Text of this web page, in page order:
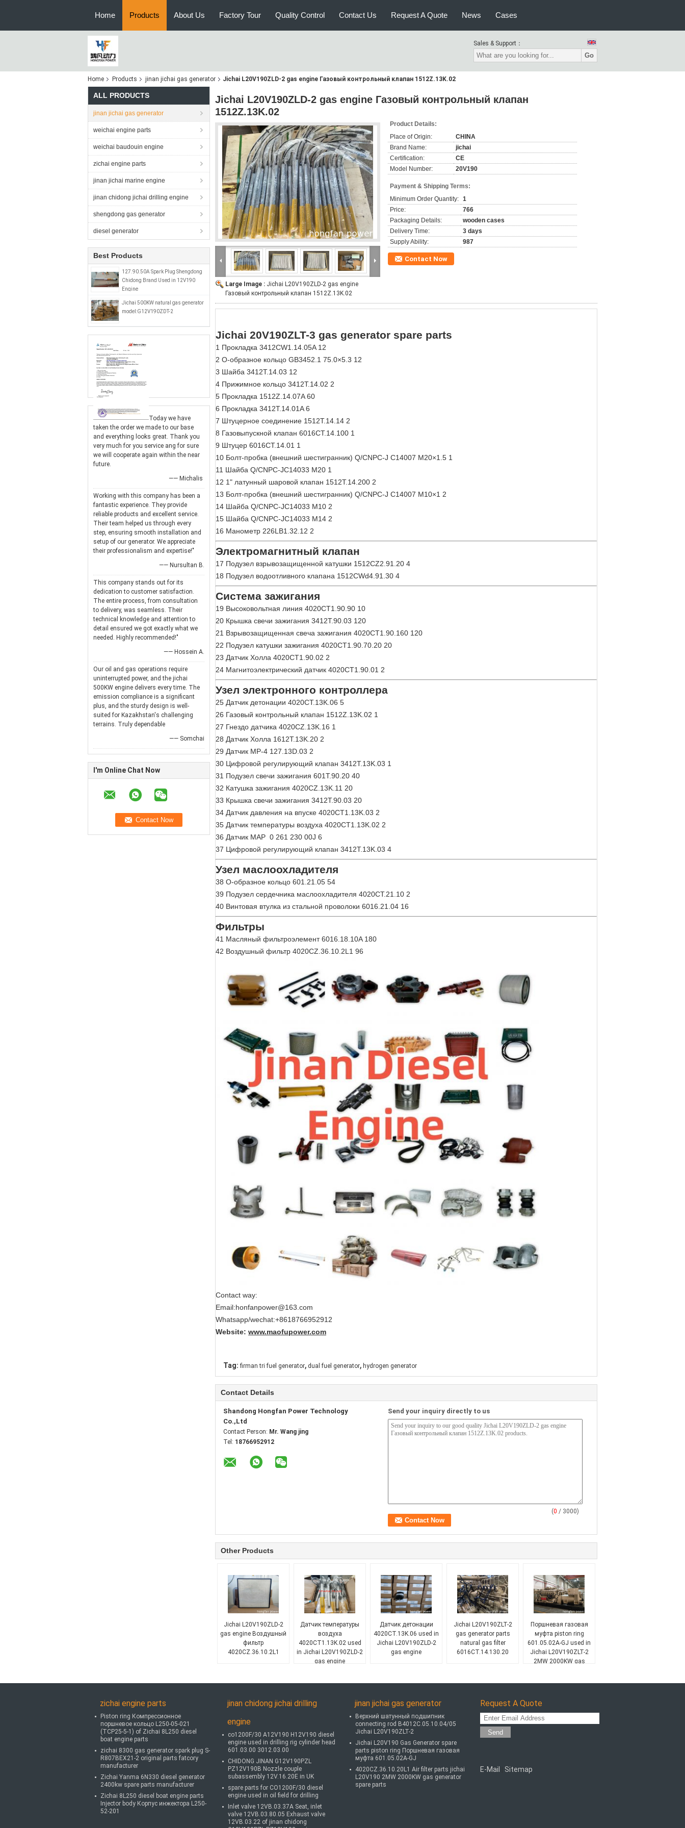
Home Products About Us Factory Tour Quality Control Contact Us Request A Quote News Cases
Sales & Support：
Go
Home Products jinan jichai gas generator Jichai L20V190ZLD-2 gas engine Газовый контрольный клапан 1512Z.13K.02
ALL PRODUCTS
jinan jichai gas generator
weichai engine parts
weichai baudouin engine
zichai engine parts
jinan jichai marine engine
jinan chidong jichai drilling engine
shengdong gas generator
diesel generator
Best Products
127.90.50A Spark Plug Shengdong
Chidong Brand Used in 12V190
Engine
Jichai 500KW natural gas generator
model:G12V190ZDT-2
Today we have
taken the order we made to our base
and everything looks great. Thank you
very much for you service ang for sure
we will cooperate again within the near
future.
—— Michalis
Working with this company has been a
fantastic experience. They provide
reliable products and excellent service.
Their team helped us through every
step, ensuring smooth installation and
setup of our generator. We appreciate
their professionalism and expertise!"
—— Nursultan B.
This company stands out for its
dedication to customer satisfaction.
The entire process, from consultation
to delivery, was seamless. Their
technical knowledge and attention to
detail ensured we got exactly what we
needed. Highly recommended!"
—— Hossein A.
Our oil and gas operations require
uninterrupted power, and the jichai
500KW engine delivers every time. The
emission compliance is a significant
plus, and the sturdy design is well-
suited for Kazakhstan's challenging
terrains. Truly dependable
—— Somchai
I'm Online Chat Now
Jichai L20V190ZLD-2 gas engine Газовый контрольный клапан
1512Z.13K.02
Large Image : Jichai L20V190ZLD-2 gas engine
Газовый контрольный клапан 1512Z.13K.02
Product Details:
Place of Origin:
CHINA
Brand Name:
jichai
Certification:
CE
Model Number:
20V190
Payment & Shipping Terms:
Minimum Order Quantity: 1
Price:
766
Packaging Details:
wooden cases
Delivery Time:
3 days
Supply Ability:
987
Contact Now
Jichai 20V190ZLT-3 gas generator spare parts
1 Прокладка 3412CW1.14.05A 12
2 O-образное кольцо GB3452.1 75.0×5.3 12
3 Шайба 3412T.14.03 12
4 Прижимное кольцо 3412T.14.02 2
5 Прокладка 1512Z.14.07A 60
6 Прокладка 3412T.14.01A 6
7 Штуцерное соединение 1512T.14.14 2
8 Газовыпускной клапан 6016CT.14.100 1
9 Штуцер 6016CT.14.01 1
10 Болт-пробка (внешний шестигранник) Q/CNPC-J C14007 M20×1.5 1
11 Шайба Q/CNPC-JC14033 M20 1
12 1" латунный шаровой клапан 1512T.14.200 2
13 Болт-пробка (внешний шестигранник) Q/CNPC-J C14007 M10×1 2
14 Шайба Q/CNPC-JC14033 M10 2
15 Шайба Q/CNPC-JC14033 M14 2
16 Манометр 226LB1.32.12 2
Электромагнитный клапан
17 Подузел взрывозащищенной катушки 1512CZ2.91.20 4
18 Подузел водоотливного клапана 1512CWd4.91.30 4
Система зажигания
19 Высоковольтная линия 4020CT1.90.90 10
20 Крышка свечи зажигания 3412T.90.03 120
21 Взрывозащищенная свеча зажигания 4020CT1.90.160 120
22 Подузел катушки зажигания 4020CT1.90.70.20 20
23 Датчик Холла 4020CT1.90.02 2
24 Магнитоэлектрический датчик 4020CT1.90.01 2
Узел электронного контроллера
25 Датчик детонации 4020CT.13K.06 5
26 Газовый контрольный клапан 1512Z.13K.02 1
27 Гнездо датчика 4020CZ.13K.16 1
28 Датчик Холла 1612T.13K.20 2
29 Датчик MP-4 127.13D.03 2
30 Цифровой регулирующий клапан 3412T.13K.03 1
31 Подузел свечи зажигания 601T.90.20 40
32 Катушка зажигания 4020CZ.13K.11 20
33 Крышка свечи зажигания 3412T.90.03 20
34 Датчик давления на впуске 4020CT1.13K.03 2
35 Датчик температуры воздуха 4020CT1.13K.02 2
36 Датчик MAP 0 261 230 00J 6
37 Цифровой регулирующий клапан 3412T.13K.03 4
Узел маслоохладителя
38 O-образное кольцо 601.21.05 54
39 Подузел сердечника маслоохладителя 4020CT.21.10 2
40 Винтовая втулка из стальной проволоки 6016.21.04 16
Фильтры
41 Масляный фильтроэлемент 6016.18.10A 180
42 Воздушный фильтр 4020CZ.36.10.2L1 96
Contact way:
Email:honfanpower@163.com
Whatsapp/wechat:+8618766952912
Website: www.maofupower.com
Tag: firman tri fuel generator, dual fuel generator, hydrogen generator
Contact Details
Shandong Hongfan Power Technology
Co.,Ltd
Contact Person: Mr. Wang jing
Tel: 18766952912
Send your inquiry directly to us
(0 / 3000)
Other Products
Jichai L20V190ZLD-2
gas engine Воздушный
фильтр
4020CZ.36.10.2L1
Датчик температуры
воздуха
4020CT1.13K.02 used
in Jichai L20V190ZLD-2
gas engine
Датчик детонации
4020CT.13K.06 used in
Jichai L20V190ZLD-2
gas engine
Jichai L20V190ZLT-2
gas generator parts
natural gas filter
6016CT.14.130.20
Поршневая газовая
муфта piston ring
601.05.02A-GJ used in
Jichai L20V190ZLT-2
2MW 2000KW gas
zichai engine parts
Piston ring Компрессионное
поршневое кольцо L250-05-021
(TCP25-5-1) of Zichai 8L250 diesel
boat engine parts
zichai 8300 gas generator spark plug S-
R807BEX21-2 original parts fatcory
manufacturer
Zichai Yanma 6N330 diesel generator
2400kw spare parts manufacturer
Zichai 8L250 diesel boat engine parts
Injector body Корпус инжектора L250-
52-201
jinan chidong jichai drilling
engine
co1200F/30 A12V190 H12V190 diesel
engine used in drilling rig cylinder head
601.03.00 3012.03.00
CHIDONG JINAN G12V190PZL
PZ12V190B Nozzle couple
subassembly 12V.16.20E in UK
spare parts for CO1200F/30 diesel
engine used in oil field for drilling
Inlet valve 12VB.03.37A Seat, inlet
valve 12VB.03.80.05 Exhaust valve
12VB.03.22 of jinan chidong
jinan jichai gas generator
Верхний шатунный подшипник
connecting rod B4012C.05.10.04/05
Jichai L20V190ZLT-2
Jichai L20V190 Gas Generator spare
parts piston ring Поршневая газовая
муфта 601.05.02A-GJ
4020CZ.36.10.20L1 Air filter parts jichai
L20V190 2MW 2000KW gas generator
spare parts
Request A Quote
Send
E-Mail Sitemap